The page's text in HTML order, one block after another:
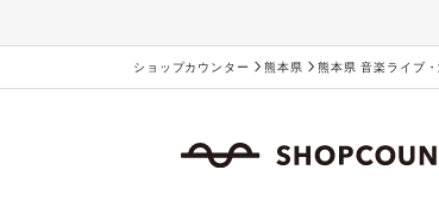
ショップカウンター 熊本県 熊本県 音楽ライブ